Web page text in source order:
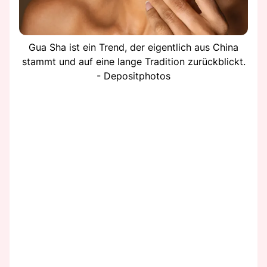
Gua Sha ist ein Trend, der eigentlich aus China
stammt und auf eine lange Tradition zurückblickt.
- Depositphotos